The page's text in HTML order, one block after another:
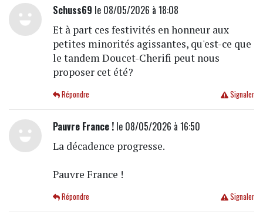
Schuss69 le 08/05/2026 à 18:08
Et à part ces festivités en honneur aux
petites minorités agissantes, qu'est-ce que
le tandem Doucet-Cherifi peut nous
proposer cet été?
Signaler
Répondre
Pauvre France !le 08/05/2026 à 16:50
La décadence progresse.
Pauvre France !
Signaler
Répondre